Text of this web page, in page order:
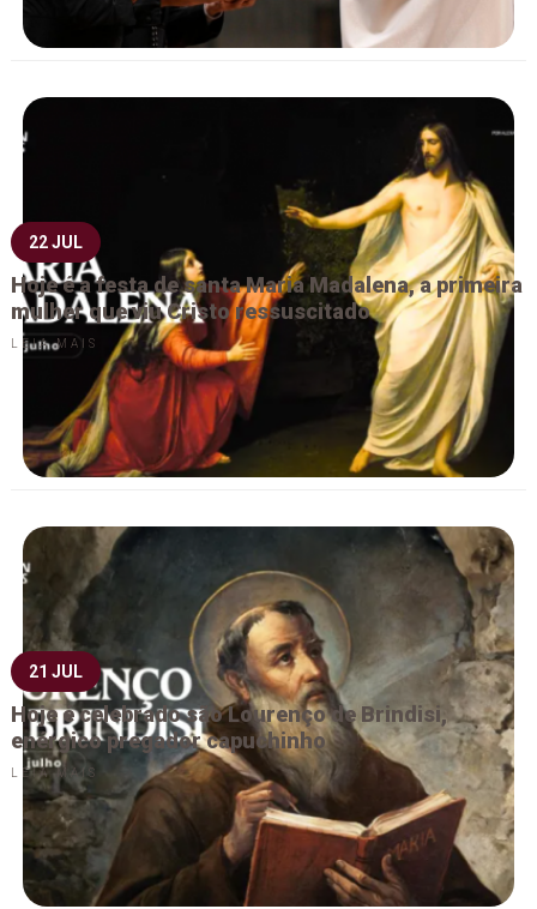
22 JUL
Hoje é a festa de santa Maria Madalena, a primeira
mulher que viu Cristo ressuscitado
LEIA MAIS
21 JUL
Hoje é celebrado são Lourenço de Brindisi,
enérgico pregador capuchinho
LEIA MAIS